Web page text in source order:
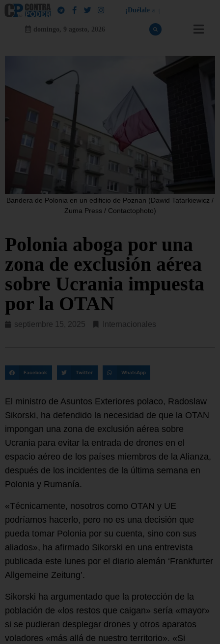
¡ Dué a e a
domingo, 9 agosto, 2026
Bandera de Polonia en un edificio de Poznan (Dawid Tatarkiewicz /
Zuma Press / Contactophoto)
Polonia aboga por una
zona de exclusión aérea
sobre Ucrania impuesta
por la OTAN
septiembre 15, 2025 Internacionales
Facebook Twitter WhatsApp
El ministro de Asuntos Exteriores polaco, Radoslaw
Sikorski, ha defendido la necesidad de que la OTAN
impongan una zona de exclusión aérea sobre
Ucrania para evitar la entrada de drones en el
espacio aéreo de los países miembros de la Alianza,
después de los incidentes de la última semana en
Polonia y Rumanía.
«Técnicamente, nosotros como OTAN y UE
podríamos hacerlo, pero no es una decisión que
pueda tomar Polonia por su cuenta, sino con sus
aliados», ha afirmado Sikorski en una entrevista
publicada este lunes por el diario alemán ‘Frankfurter
Allgemeine Zeitung’.
Sikorski ha argumentado que la protección de la
población de «los restos que caigan» sería «mayor»
si se pudieran desplegar drones y otros aparatos
voladores «más allá de nuestro territorio». «Si